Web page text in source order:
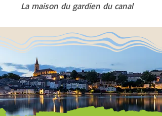
La maison du gardien du canal